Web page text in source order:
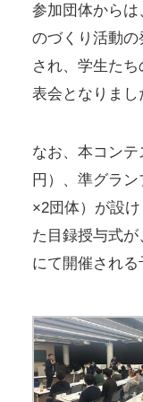
参加団体から
のづくり活動
され、学生た
表会となりまし
なお、本コン
円）、準グラ
×2団体）が設
た目録授与式
にて開催される